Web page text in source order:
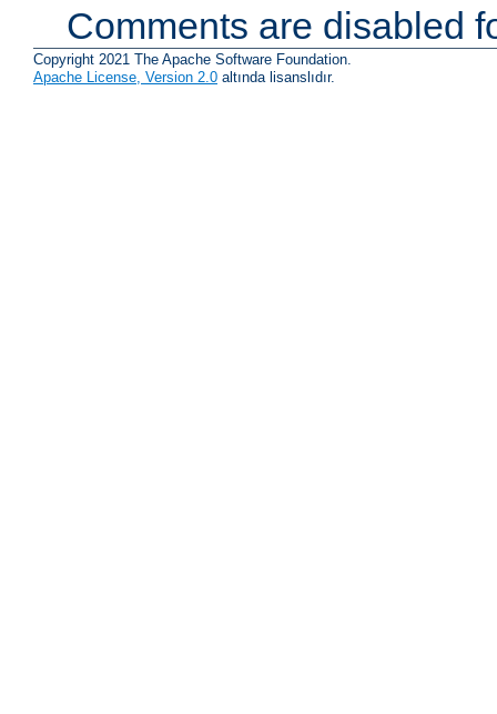
Comments are disabled
Copyright 2021 The Apache Software Foundation.
Apache License, Version 2.0 altında lisanslıdır.